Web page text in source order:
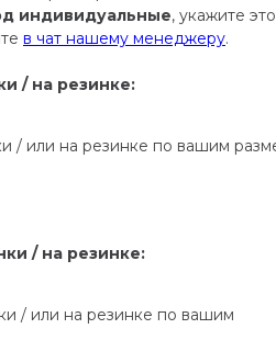
индивидуальные, укажите
в чат нашему менеджеру.
/ на резинке:
/ или на резинке по вашим
/ на резинке:
/ или на резинке по вашим